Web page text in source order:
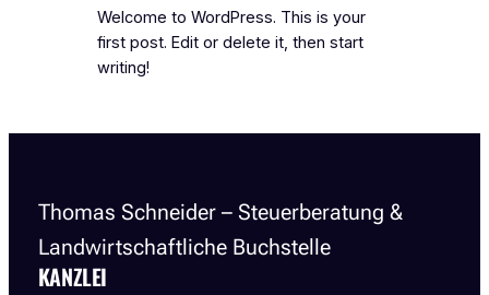
Welcome to WordPress. This is your
first post. Edit or delete it, then start
writing!
Thomas Schneider – Steuerberatung &
Landwirtschaftliche Buchstelle
KANZLEI